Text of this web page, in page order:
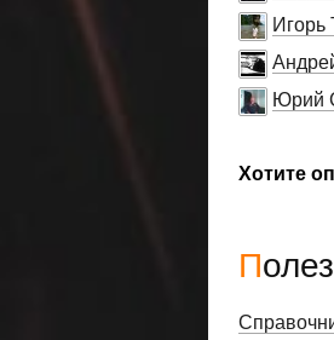
Игорь
Юрий
Хотите